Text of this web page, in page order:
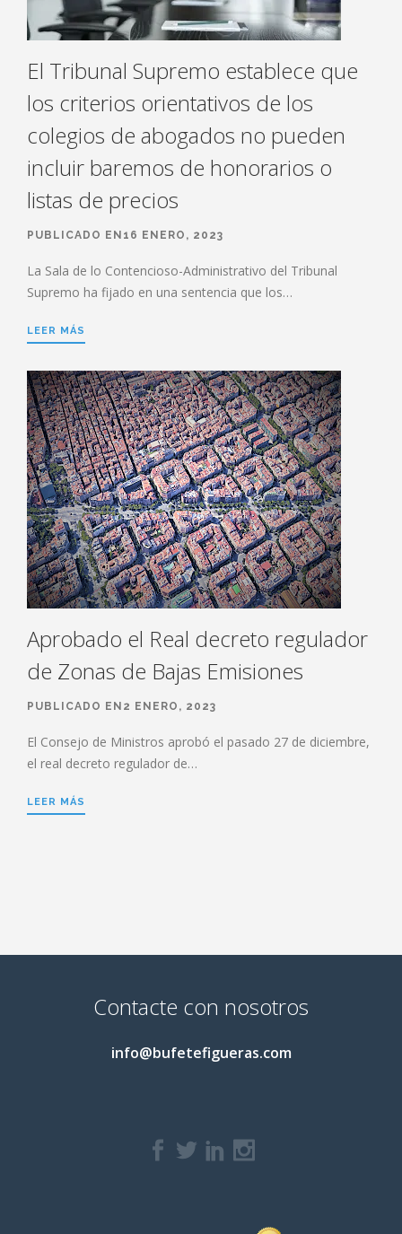
El Tribunal Supremo establece que
los criterios orientativos de los
colegios de abogados no pueden
incluir baremos de honorarios o
listas de precios
PUBLICADO EN16 ENERO, 2023
La Sala de lo Contencioso-Administrativo del Tribunal
Supremo ha fijado en una sentencia que los…
LEER MÁS
Aprobado el Real decreto regulador
de Zonas de Bajas Emisiones
PUBLICADO EN2 ENERO, 2023
El Consejo de Ministros aprobó el pasado 27 de diciembre,
el real decreto regulador de…
LEER MÁS
Contacte con nosotros
info@bufetefigueras.com